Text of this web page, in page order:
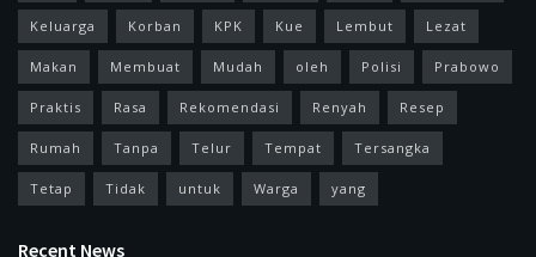
Keluarga Korban KPK Kue Lembut Lezat
Makan Membuat Mudah oleh Polisi Prabowo
Praktis Rasa Rekomendasi Renyah Resep
Rumah Tanpa Telur Tempat Tersangka
Tetap Tidak untuk Warga yang
Recent News